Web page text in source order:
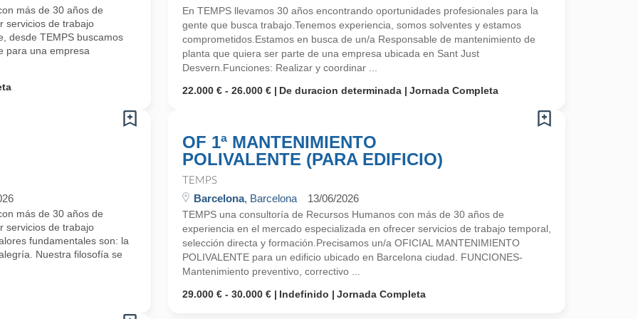
más de 30 años de
servicios de trabajo
desde TEMPS buscamos
para una empresa
En TEMPS llevamos 30 años encontrando oportunidades profesionales para la
gente que busca trabajo.Tenemos experiencia, somos solventes y estamos
comprometidos.Estamos en busca de un/a Responsable de mantenimiento de
planta que quiera ser parte de una empresa ubicada en Sant Just
Desvern.Funciones: Realizar y coordinar ...
22.000 € - 26.000 €
De duracion determinada Jornada Completa
más de 30 años de
servicios de trabajo
fundamentales son: la
Nuestra filosofía se
OF 1ª MANTENIMIENTO
POLIVALENTE (PARA EDIFICIO)
TEMPS
Barcelona, Barcelona 13/06/2026
TEMPS una consultoría de Recursos Humanos con más de 30 años de
experiencia en el mercado especializada en ofrecer servicios de trabajo temporal,
selección directa y formación.Precisamos un/a OFICIAL MANTENIMIENTO
POLIVALENTE para un edificio ubicado en Barcelona ciudad. FUNCIONES-
Mantenimiento preventivo, correctivo ...
29.000 € - 30.000 €
Indefinido Jornada Completa